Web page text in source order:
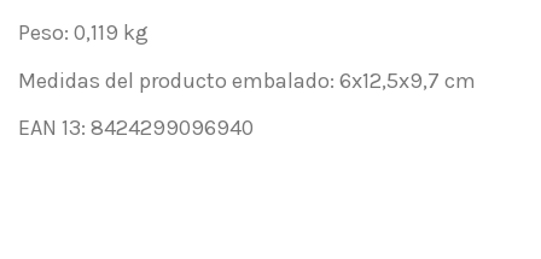
Peso: 0,119 kg
Medidas del producto embalado: 6x12,5x9,7 cm
EAN 13: 8424299096940